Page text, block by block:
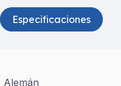
Especificaciones
Alemán